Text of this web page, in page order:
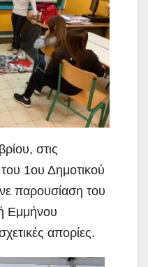
στις
1ου Δημοτικού
παρουσίαση του
Εμμήνου
απορίες.